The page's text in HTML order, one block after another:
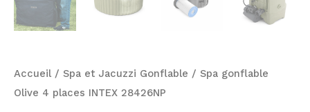
Accueil / Spa et Jacuzzi Gonflable / Spa gonflable
Olive 4 places INTEX 28426NP